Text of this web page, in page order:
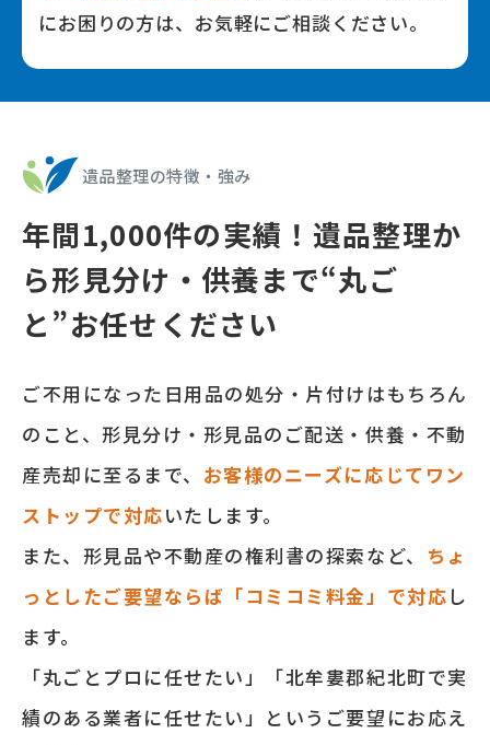
にお困りの⽅は、お気軽にご相談ください。
遺品整理の特徴‧強み
年間1,000件の実績！遺品整理か
ら形⾒分け‧供養まで“丸ご
と”お任せください
ご不⽤になった⽇⽤品の処分‧⽚付けはもちろん
のこと、形⾒分け‧形⾒品のご配送‧供養‧不動
産売却に⾄るまで、 お客様のニーズに応じてワン
ストップで対応いたします。
また、形⾒品や不動産の権利書の探索など、 ちょ
っとしたご要望ならば「コミコミ料⾦」で対応 し
ます。
「丸ごとプロに任せたい」「北牟婁郡紀北町で実
績のある業者に任せたい」というご要望にお応え